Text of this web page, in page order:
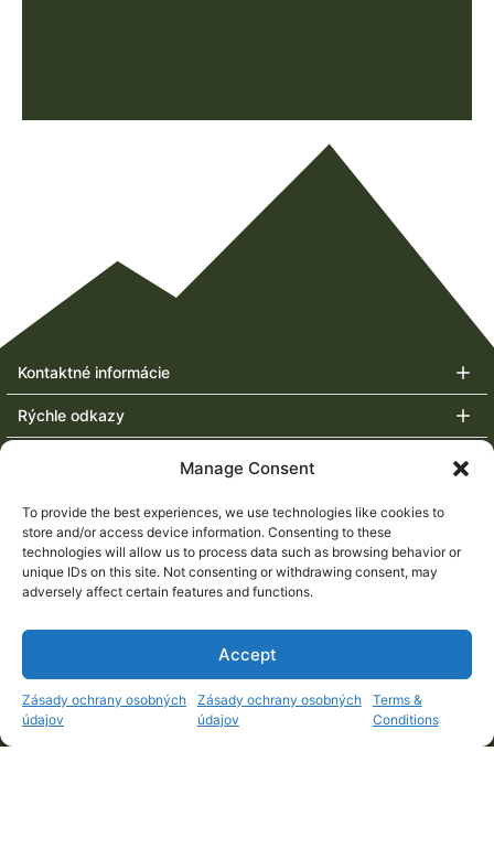
Manage Consent
To provide the best experiences, we use technologies like cookies to
store and/or access device information. Consenting to these
technologies will allow us to process data such as browsing behavior or
unique IDs on this site. Not consenting or withdrawing consent, may
adversely affect certain features and functions.
Accept
Zásady ochrany osobných
údajov
Zásady ochrany osobných
údajov
Terms &
Conditions
Kontaktné informácie
Rýchle odkazy
Open